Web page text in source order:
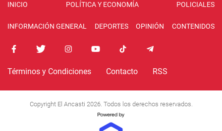
INICIO POLÍTICA Y ECONOMÍA POLICIALES
INFORMACIÓN GENERAL DEPORTES OPINIÓN CONTENIDOS
Términos y Condiciones Contacto RSS
Copyright El Ancasti 2026. Todos los derechos reservados.